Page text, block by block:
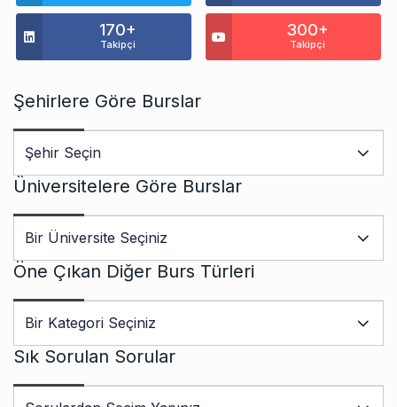
170+
Takipçi
300+
Takipçi
Şehirlere Göre Burslar
Üniversitelere Göre Burslar
Öne Çıkan Diğer Burs Türleri
Sık Sorulan Sorular